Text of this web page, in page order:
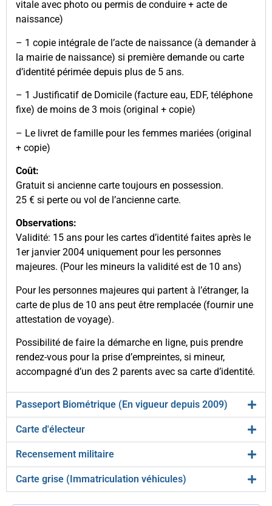
vitale avec photo ou permis de conduire + acte de
naissance)
– 1 copie intégrale de l’acte de naissance (à demander à
la mairie de naissance) si première demande ou carte
d’identité périmée depuis plus de 5 ans.
– 1 Justificatif de Domicile (facture eau, EDF, téléphone
fixe) de moins de 3 mois (original + copie)
– Le livret de famille pour les femmes mariées (original
+ copie)
Coût:
Gratuit si ancienne carte toujours en possession.
25 € si perte ou vol de l’ancienne carte.
Observations:
Validité: 15 ans pour les cartes d’identité faites après le
1er janvier 2004 uniquement pour les personnes
majeures. (Pour les mineurs la validité est de 10 ans)
Pour les personnes majeures qui partent à l’étranger, la
carte de plus de 10 ans peut être remplacée (fournir une
attestation de voyage).
Possibilité de faire la démarche en ligne, puis prendre
rendez-vous pour la prise d’empreintes, si mineur,
accompagné d’un des 2 parents avec sa carte d’identité.
Passeport Biométrique (En vigueur depuis 2009)
Carte d'électeur
Recensement militaire
Carte grise (Immatriculation véhicules)